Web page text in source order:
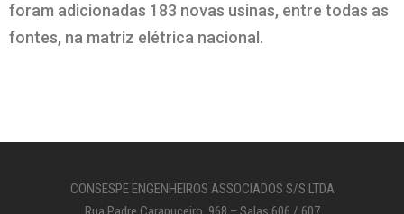
foram adicionadas 183 novas usinas, entre todas as
fontes, na matriz elétrica nacional.
CONSESPE ENGENHEIROS ASSOCIADOS S/S LTDA